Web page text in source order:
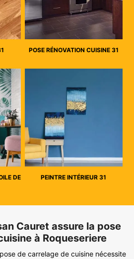
POSE RÉNOVATION CUISINE 31
DE
PEINTRE INTÉRIEUR 31
Cauret assure la pose
à Roqueseriere
de carrelage de cuisine nécessite